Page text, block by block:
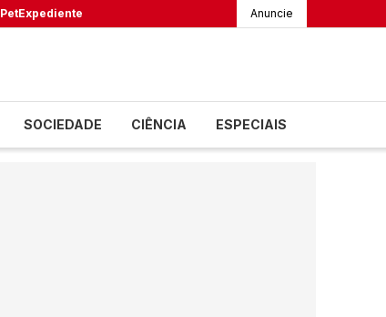
PetExpediente Anuncie
SOCIEDADE CIÊNCIA ESPECIAIS